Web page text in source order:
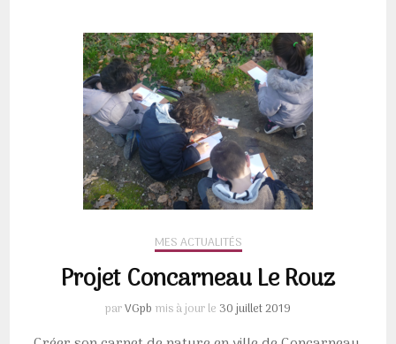
MES ACTUALITÉS
Projet Concarneau Le Rouz
parVGpb mis à jour le30 juillet 2019